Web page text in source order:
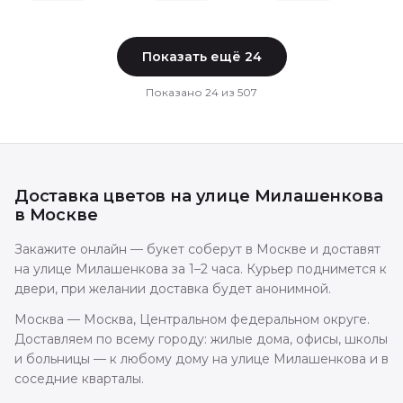
Показать ещё 24
Показано 24 из 507
Доставка цветов на улице Милашенкова
в Москве
Закажите онлайн — букет соберут в Москве и доставят
на улице Милашенкова за 1–2 часа. Курьер поднимется к
двери, при желании доставка будет анонимной.
Москва — Москва, Центральном федеральном округе.
Доставляем по всему городу: жилые дома, офисы, школы
и больницы — к любому дому на улице Милашенкова и в
соседние кварталы.